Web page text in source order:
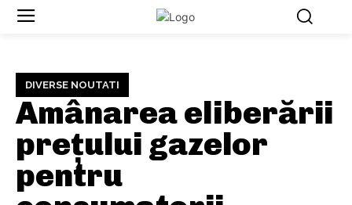
DIVERSE NOUTATI
Amânarea eliberării
prețului gazelor
pentru